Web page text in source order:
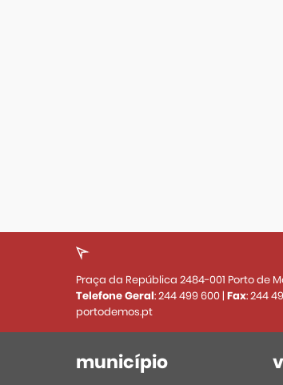
Praça da República 2484-001 Porto de
Telefone Geral:244 499 600| Fax:244
portodemos.pt
município